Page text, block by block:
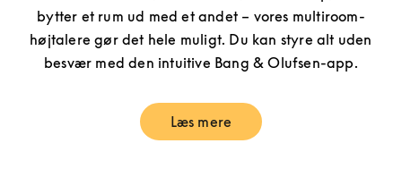
bytter et rum ud med et andet – vores multiroom-
højtalere gør det hele muligt. Du kan styre alt uden
besvær med den intuitive Bang & Olufsen-app.
Læs mereLink Opens in New Tab